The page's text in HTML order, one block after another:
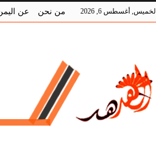
الخميس, أغسطس 6, 2026 من نحن عن